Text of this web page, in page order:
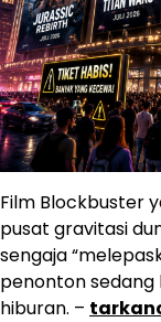
Film Blockbuster
pusat gravitasi
sengaja
penonton sedang
hiburan. –